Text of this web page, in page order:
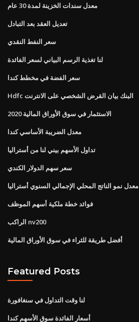
معدل سندات الخزينة لمدة 30 عام
تعديل العقد بعد التبادل
سعر النفط النقدي
لنا تغذية الرسم البياني لسعر الفائدة
سعر الفضة في مخطط كندا
Hdfc البنك بيان القرض الشخصي على الانترنت
الاستثمار في سوق الأوراق المالية 2020
معدل الضريبة الأساسي كندا
تداول الأسهم بيني لنا من أستراليا
سعر سهم الدولار الكندي
معدل نمو الناتج المحلي الإجمالي السنوي أستراليا
فوائد خطة ملكية أسهم الموظف
الراكب nv200
أفضل طريقة للثراء في سوق الأوراق المالية
Featured Posts
لنا وقت التداول في سنغافورة
أسعار الفائدة سوق الأسهم كندا